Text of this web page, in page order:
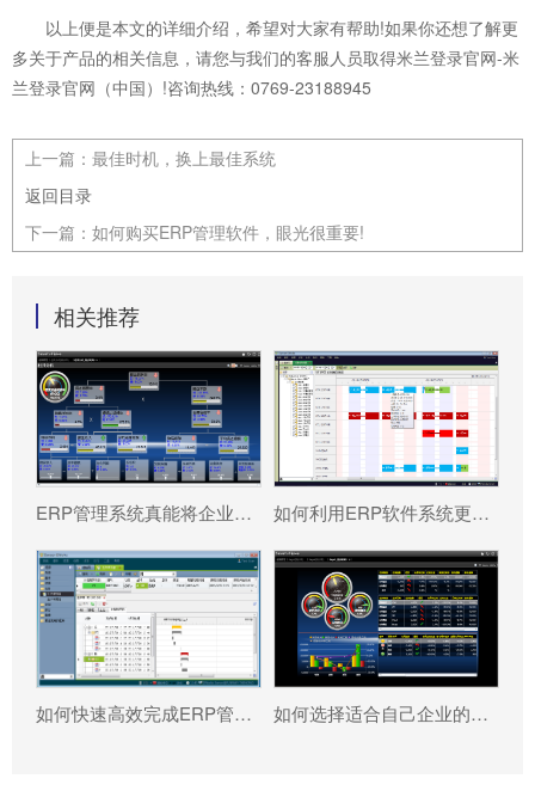
以上便是本文的详细介绍，希望对大家有帮助!如果你还想了解更
多关于产品的相关信息，请您与我们的客服人员取得米兰登录官网-米
兰登录官网（中国）!咨询热线：0769-23188945
上一篇： 最佳时机，换上最佳系统
返回目录
下一篇： 如何购买ERP管理软件，眼光很重要!
相关推荐
ERP管理系统真能将企业数据转化为可执行决策吗? 如何利用ERP软件系统更好提升企业运营效率?
如何快速高效完成ERP管理系统配置? 如何选择适合自己企业的ERP软件?